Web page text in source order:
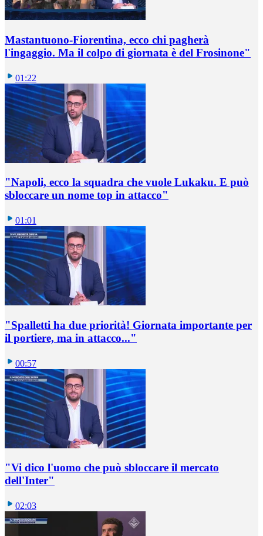
Mastantuono-Fiorentina, ecco chi pagherà
l'ingaggio. Ma il colpo di giornata è del Frosinone"
01:22
"Napoli, ecco la squadra che vuole Lukaku. E può
sbloccare un nome top in attacco"
01:01
"Spalletti ha due priorità! Giornata importante per
il portiere, ma in attacco..."
00:57
"Vi dico l'uomo che può sbloccare il mercato
dell'Inter"
02:03